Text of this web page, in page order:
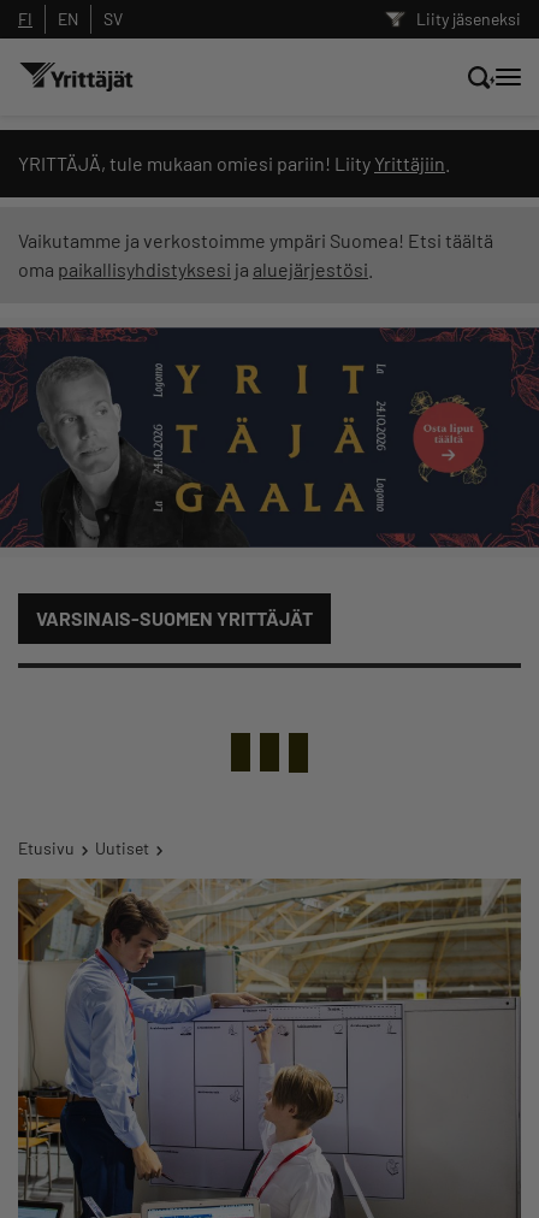
Liity jäseneksi
FI EN SV
YRITTÄJÄ, tule mukaan omiesi pariin! Liity Yrittäjiin
Vaikutamme ja verkostoimme ympäri Suomea! Etsi täältä
oma paikallisyhdistyksesi ja aluejärjestösi
VARSINAIS-SUOMEN YRITTÄJÄT
Etusivu Uutiset
Hae sivustolta tai kysy suoraan
Yrittäjien tekoälyltä
Suodata hakutuloksia: näytä kaikki sisältö